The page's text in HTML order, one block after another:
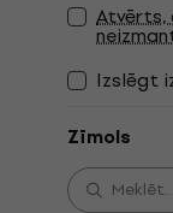
Izslēgt
Zīmols